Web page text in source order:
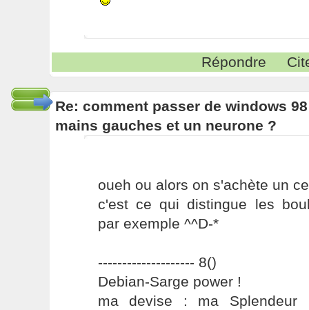
Répondre
Re: comment passer de windows
mains gauches et un neurone ?
oueh ou alors on s'achète un
c'est ce qui distingue les
par exemple ^^D-*
-------------------- 8()
Debian-Sarge power !
ma devise : ma Splendeur